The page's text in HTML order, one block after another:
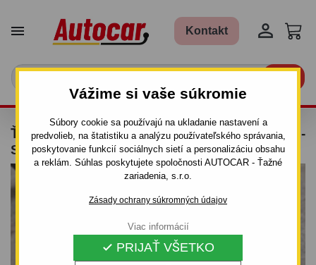
Vážime si vaše súkromie
Súbory cookie sa používajú na ukladanie nastavení a
predvolieb, na štatistiku a analýzu používateľského správania,
poskytovanie funkcií sociálnych sietí a personalizáciu obsahu
a reklám. Súhlas poskytujete spoločnosti AUTOCAR - Ťažné
zariadenia, s.r.o.
Zásady ochrany súkromných údajov
 PRIJAŤ VŠETKO
Viac informácií
 Kontakt 
ŤAŽNÉ ZARIADENIE PRE OPEL ASTRA - "F" -
SKRUTKOVÝ SYSTÉM